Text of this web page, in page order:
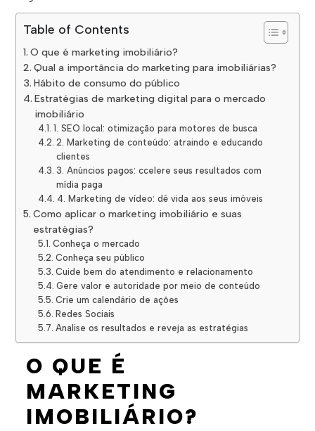
Table of Contents
O que é marketing imobiliário?
Qual a importância do marketing para imobiliárias?
Hábito de consumo do público
Estratégias de marketing digital para o mercado
imobiliário
1. SEO local: otimização para motores de busca
2. Marketing de conteúdo: atraindo e educando
clientes
3. Anúncios pagos: ccelere seus resultados com
mídia paga
4. Marketing de vídeo: dê vida aos seus imóveis
Como aplicar o marketing imobiliário e suas
estratégias?
Conheça o mercado
Conheça seu público
Cuide bem do atendimento e relacionamento
Gere valor e autoridade por meio de conteúdo
Crie um calendário de ações
Redes Sociais
Analise os resultados e reveja as estratégias
O QUE É
MARKETING
IMOBILIÁRIO?